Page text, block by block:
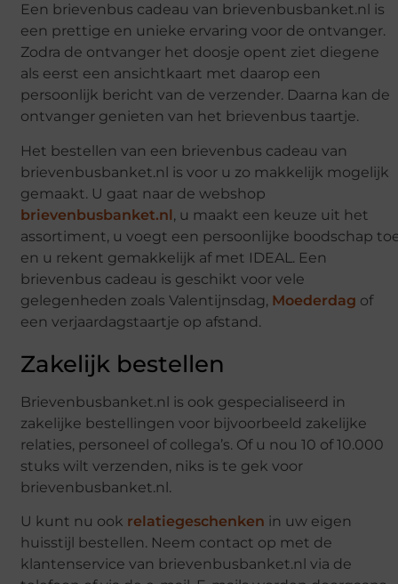
Een brievenbus cadeau van brievenbusbanket.nl is
een prettige en unieke ervaring voor de ontvanger.
Zodra de ontvanger het doosje opent ziet diegene
als eerst een ansichtkaart met daarop een
persoonlijk bericht van de verzender. Daarna kan de
ontvanger genieten van het brievenbus taartje.
Het bestellen van een brievenbus cadeau van
brievenbusbanket.nl is voor u zo makkelijk mogelijk
gemaakt. U gaat naar de webshop
brievenbusbanket.nl, u maakt een keuze uit het
assortiment, u voegt een persoonlijke boodschap
en u rekent gemakkelijk af met IDEAL. Een
brievenbus cadeau is geschikt voor vele
gelegenheden zoals Valentijnsdag, Moederdag of
een verjaardagstaartje op afstand.
Zakelijk bestellen
Brievenbusbanket.nl is ook gespecialiseerd in
zakelijke bestellingen voor bijvoorbeeld zakelijke
relaties, personeel of collega’s. Of u nou 10 of 10.000
stuks wilt verzenden, niks is te gek voor
brievenbusbanket.nl.
U kunt nu ook relatiegeschenken in uw eigen
huisstijl bestellen. Neem contact op met de
klantenservice van brievenbusbanket.nl via de